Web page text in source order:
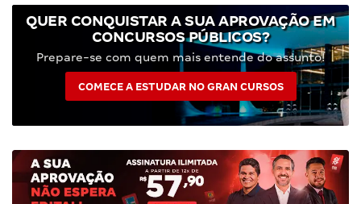
QUER CONQUISTAR A SUA APROVAÇÃO EM
CONCURSOS PÚBLICOS?
Prepare-se com quem mais entende do assunto!
COMECE A ESTUDAR NO GRAN CURSOS